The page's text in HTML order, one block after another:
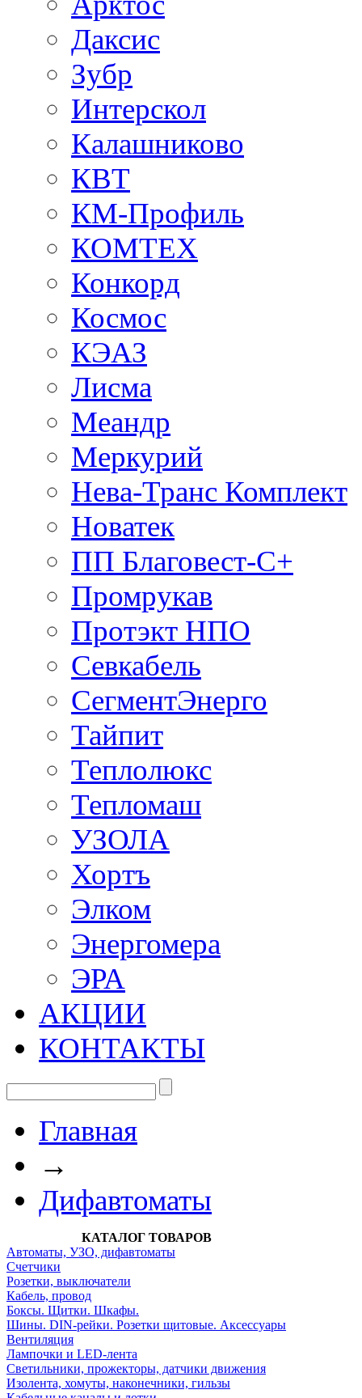
Даксис
Зубр
Интерскол
Калашниково
КВТ
КМ-Профиль
КОМТЕХ
Конкорд
Космос
КЭАЗ
Лисма
Меандр
Меркурий
Нева-Транс Комплект
Новатек
ПП Благовест-С+
Промрукав
Протэкт НПО
Севкабель
СегментЭнерго
Тайпит
Теплолюкс
Тепломаш
УЗОЛА
Хортъ
Элком
Энергомера
ЭРА
АКЦИИ
КОНТАКТЫ
Главная
→
Дифавтоматы
КАТАЛОГ ТОВАРОВ
Автоматы, УЗО, дифавтоматы
Счетчики
Розетки, выключатели
Кабель, провод
Боксы. Щитки. Шкафы.
Шины. DIN-рейки. Розетки щитовые. Аксессуары
Вентиляция
Лампочки и LED-лента
Светильники, прожекторы, датчики движения
Изолента, хомуты, наконечники, гильзы